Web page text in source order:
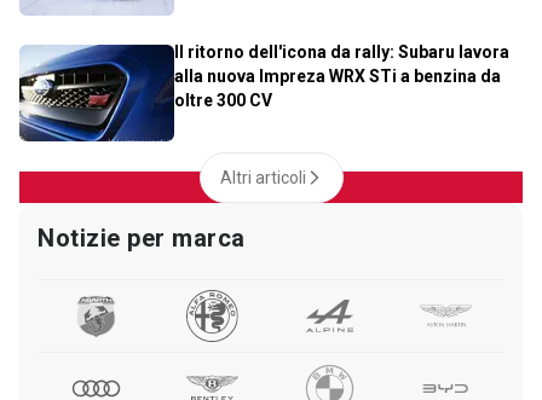
Il ritorno dell'icona da rally: Subaru lavora
alla nuova Impreza WRX STi a benzina da
oltre 300 CV
Altri articoli
Notizie per marca